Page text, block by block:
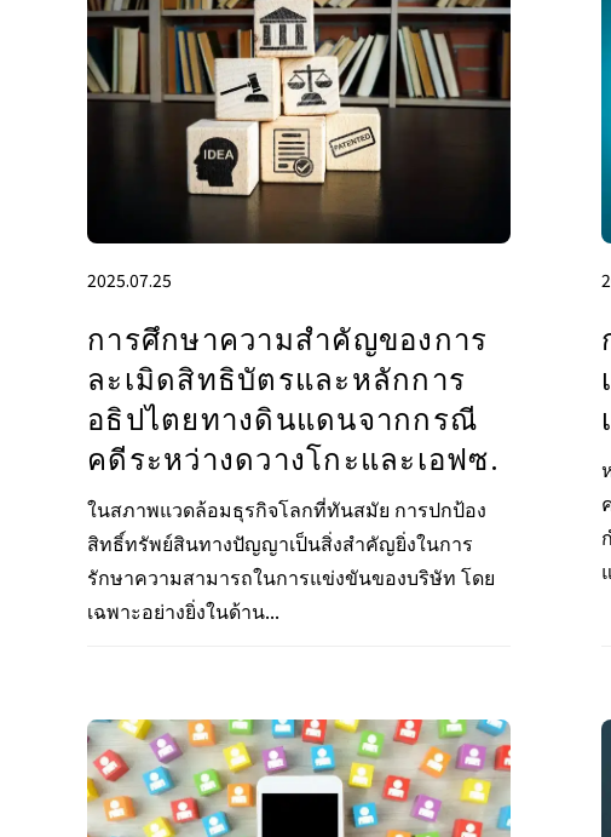
2025.07.25
การศึกษาความสําคัญของการ
ละเมิดสิทธิบัตรและหลักการ
อธิปไตยทางดินแดนจากกรณี
คดีระหว่างดวางโกะและเอฟซ.
ในสภาพแวดล้อมธุรกิจโลกที่ทันสมัย การปกป้อง
สิทธิ์ทรัพย์สินทางปัญญาเป็นสิ่งสำคัญยิ่งในการ
รักษาความสามารถในการแข่งขันของบริษัท โดย
เฉพาะอย่างยิ่งในด้าน...